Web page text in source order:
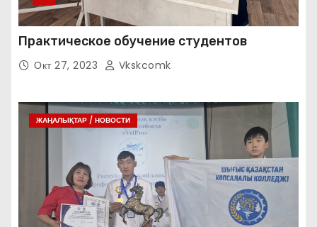
Практическое обучение студентов
Окт 27, 2023 Vkskcomk
ЖАҢАЛЫҚТАР / НОВОСТИ